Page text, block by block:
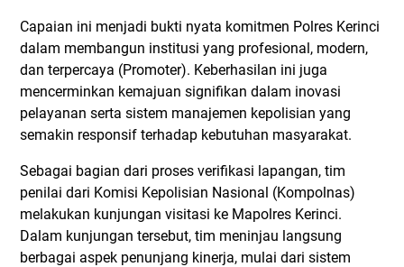
Capaian ini menjadi bukti nyata komitmen Polres Kerinci
dalam membangun institusi yang profesional, modern,
dan terpercaya (Promoter). Keberhasilan ini juga
mencerminkan kemajuan signifikan dalam inovasi
pelayanan serta sistem manajemen kepolisian yang
semakin responsif terhadap kebutuhan masyarakat.
Sebagai bagian dari proses verifikasi lapangan, tim
penilai dari Komisi Kepolisian Nasional (Kompolnas)
melakukan kunjungan visitasi ke Mapolres Kerinci.
Dalam kunjungan tersebut, tim meninjau langsung
berbagai aspek penunjang kinerja, mulai dari sistem